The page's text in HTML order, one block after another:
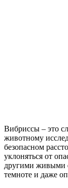
Вибриссы – это
животному
безопасном
уклоняться от
другими живыми
темноте и даже